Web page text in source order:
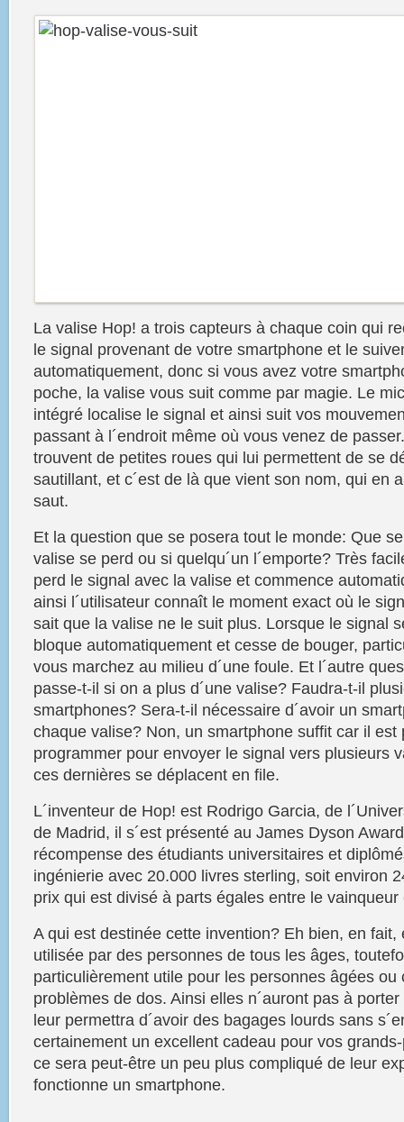
La valise Hop! a trois capteurs à chaque coin qui
le signal provenant de votre smartphone et le
automatiquement, donc si vous avez votre
poche, la valise vous suit comme par magie. Le
intégré localise le signal et ainsi suit vos
passant à l´endroit même où vous venez de
trouvent de petites roues qui lui permettent de se
sautillant, et c´est de là que vient son nom, qui en
saut.
Et la question que se posera tout le monde: Que
valise se perd ou si quelqu´un l´emporte? Très
perd le signal avec la valise et commence
ainsi l´utilisateur connaît le moment exact où le
sait que la valise ne le suit plus. Lorsque le signal
bloque automatiquement et cesse de bouger,
vous marchez au milieu d´une foule. Et l´autre
passe-t-il si on a plus d´une valise? Faudra-t-il
smartphones? Sera-t-il nécessaire d´avoir un
chaque valise? Non, un smartphone suffit car il est
programmer pour envoyer le signal vers plusieurs
ces dernières se déplacent en file.
L´inventeur de Hop! est Rodrigo Garcia, de
de Madrid, il s´est présenté au James Dyson
récompense des étudiants universitaires et
ingénierie avec 20.000 livres sterling, soit environ
prix qui est divisé à parts égales entre le
A qui est destinée cette invention? Eh bien, en fait,
utilisée par des personnes de tous les âges,
particulièrement utile pour les personnes âgées ou
problèmes de dos. Ainsi elles n´auront pas à
leur permettra d´avoir des bagages lourds sans
certainement un excellent cadeau pour vos
ce sera peut-être un peu plus compliqué de leur
fonctionne un smartphone.